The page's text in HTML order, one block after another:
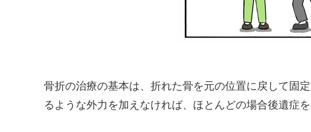
骨折の治療の基本は、折れた骨を元の位置に戻して固
るような外力を加えなければ、ほとんどの場合後遺症